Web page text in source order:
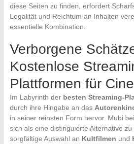
diese Seiten zu finden, erfordert
Legalität und Reichtum an Inhalten
essentielle Kombination.
Verborgene
Kostenlose
Plattformen für
Im Labyrinth der besten Streaming-
durch ihre Hingabe an das
in seiner reinsten Form hervor. Mubi
sich als eine distinguierte Alternative
sorgfältige Auswahl an Kultfilmen und